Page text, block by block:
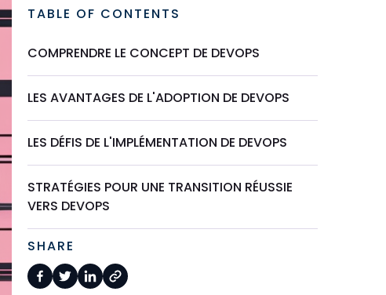
TABLE OF CONTENTS
COMPRENDRE LE CONCEPT DE DEVOPS
LES AVANTAGES DE L'ADOPTION DE DEVOPS
LES DÉFIS DE L'IMPLÉMENTATION DE DEVOPS
STRATÉGIES POUR UNE TRANSITION RÉUSSIE
VERS DEVOPS
SHARE